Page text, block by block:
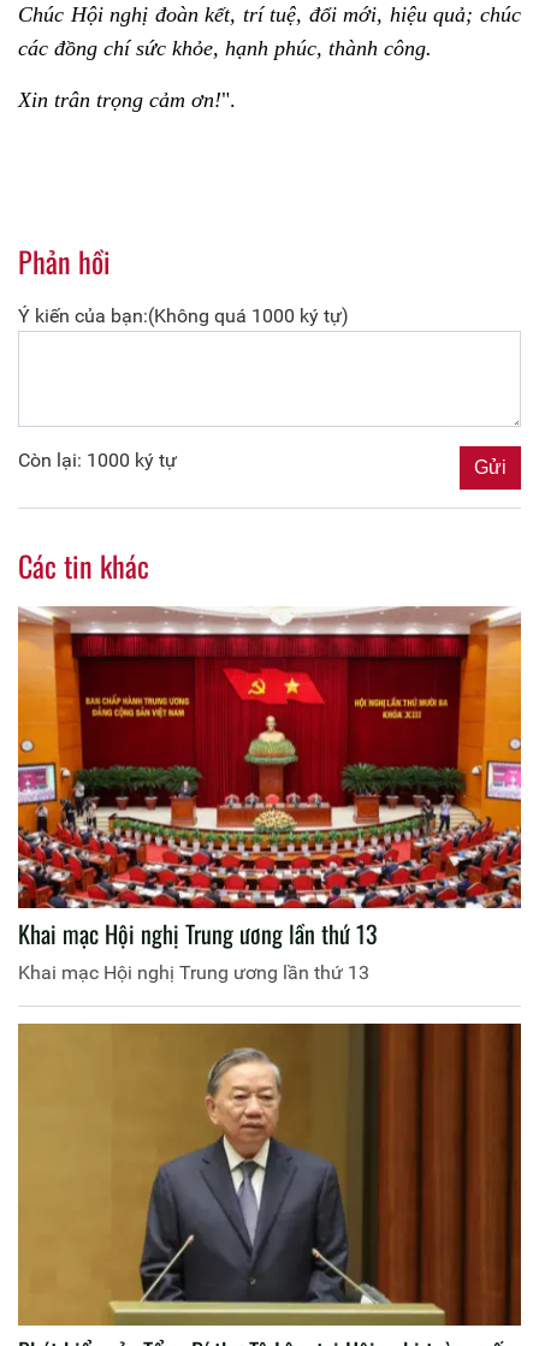
Chúc Hội nghị đoàn kết, trí tuệ, đổi mới, hiệu quả; chúc
các đồng chí sức khỏe, hạnh phúc, thành công.
Xin trân trọng cảm ơn!".
Phản hồi
Ý kiến của bạn:(Không quá 1000 ký tự)
Còn lại: 1000 ký tự
Các tin khác
Khai mạc Hội nghị Trung ương lần thứ 13
Khai mạc Hội nghị Trung ương lần thứ 13